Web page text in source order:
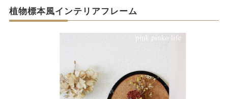
植物標本風インテリアフレーム